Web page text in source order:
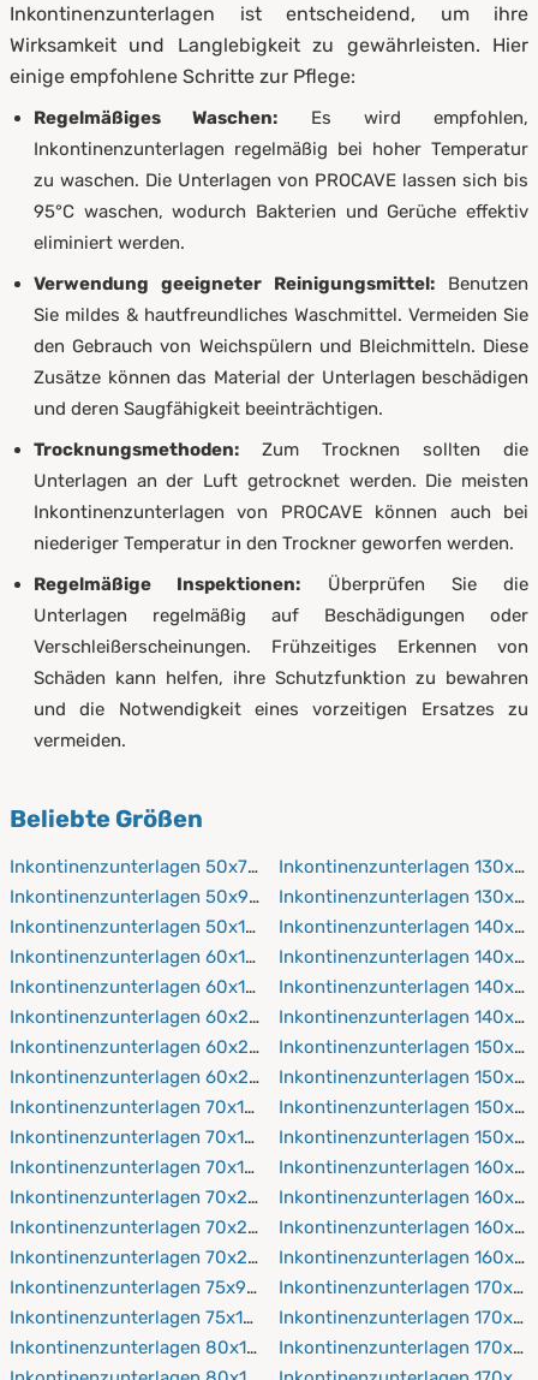
Inkontinenzunterlagen ist entscheidend, um ihre
Wirksamkeit und Langlebigkeit zu gewährleisten. Hier
einige empfohlene Schritte zur Pflege:
Regelmäßiges Waschen: Es wird empfohlen,
Inkontinenzunterlagen regelmäßig bei hoher Temperatur
zu waschen. Die Unterlagen von PROCAVE lassen sich bis
95°C waschen, wodurch Bakterien und Gerüche effektiv
eliminiert werden.
Verwendung geeigneter Reinigungsmittel: Benutzen
Sie mildes & hautfreundliches Waschmittel. Vermeiden Sie
den Gebrauch von Weichspülern und Bleichmitteln. Diese
Zusätze können das Material der Unterlagen beschädigen
und deren Saugfähigkeit beeinträchtigen.
Trocknungsmethoden: Zum Trocknen sollten die
Unterlagen an der Luft getrocknet werden. Die meisten
Inkontinenzunterlagen von PROCAVE können auch bei
niederiger Temperatur in den Trockner geworfen werden.
Regelmäßige Inspektionen: Überprüfen Sie die
Unterlagen regelmäßig auf Beschädigungen oder
Verschleißerscheinungen. Frühzeitiges Erkennen von
Schäden kann helfen, ihre Schutzfunktion zu bewahren
und die Notwendigkeit eines vorzeitigen Ersatzes zu
vermeiden.
Beliebte Größen
Inkontinenzunterlagen 50x70 cm
Inkontinenzunterlagen 50x90 cm
Inkontinenzunterlagen 50x100 cm
Inkontinenzunterlagen 60x120 cm
Inkontinenzunterlagen 60x190 cm
Inkontinenzunterlagen 60x200 cm
Inkontinenzunterlagen 60x210 cm
Inkontinenzunterlagen 60x220 cm
Inkontinenzunterlagen 70x140 cm
Inkontinenzunterlagen 70x160 cm
Inkontinenzunterlagen 70x190 cm
Inkontinenzunterlagen 70x200 cm
Inkontinenzunterlagen 70x210 cm
Inkontinenzunterlagen 70x220 cm
Inkontinenzunterlagen 75x90 cm
Inkontinenzunterlagen 75x150 cm
Inkontinenzunterlagen 80x160 cm
Inkontinenzunterlagen
Inkontinenzunterlagen
Inkontinenzunterlagen
Inkontinenzunterlagen
Inkontinenzunterlagen
Inkontinenzunterlagen
Inkontinenzunterlagen
Inkontinenzunterlagen
Inkontinenzunterlagen
Inkontinenzunterlagen
Inkontinenzunterlagen
Inkontinenzunterlagen
Inkontinenzunterlagen
Inkontinenzunterlagen
Inkontinenzunterlagen
Inkontinenzunterlagen
Inkontinenzunterlagen